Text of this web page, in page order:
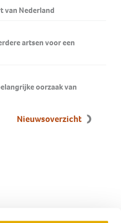
van Nederland
artsen voor een
oorzaak van
Nieuwsoverzicht